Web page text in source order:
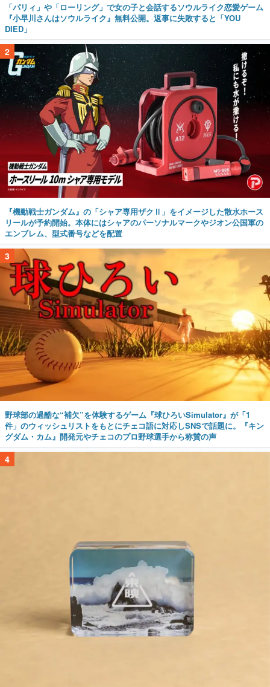
「パリィ」や「ローリング」で女の子と会話するソウルライク恋愛ゲーム
『小早川さんはソウルライク』無料公開。返事に失敗すると「YOU
DIED」
2
『機動戦士ガンダム』の「シャア専用ザクⅡ」をイメージした散水ホース
リールが予約開始。本体にはシャアのパーソナルマークやジオン公国軍の
エンブレム、型式番号などを配置
3
野球部の過酷な“補欠”を体験するゲーム『球ひろいSimulator』が「1
件」のウィッシュリストをもとにチェコ語に対応しSNSで話題に。『キン
グダム・カム』開発元やチェコのプロ野球選手から称賛の声
4